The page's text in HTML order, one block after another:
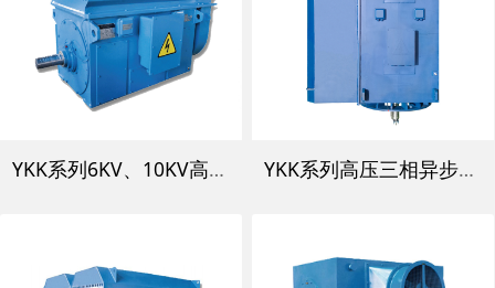
YKK系列6KV、10KV高压三相异步电动机 YKK系列高压三相异步电动机 V